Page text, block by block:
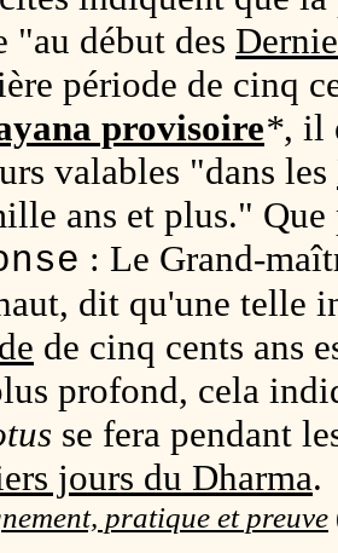
"au début des
période de cinq
provisoire*, il
valables "dans les
ans et plus." Que
: Le Grand-
dit qu'une telle
de cinq cents ans
profond, cela
se fera pendant
jours du Dharma.
pratique et preuve